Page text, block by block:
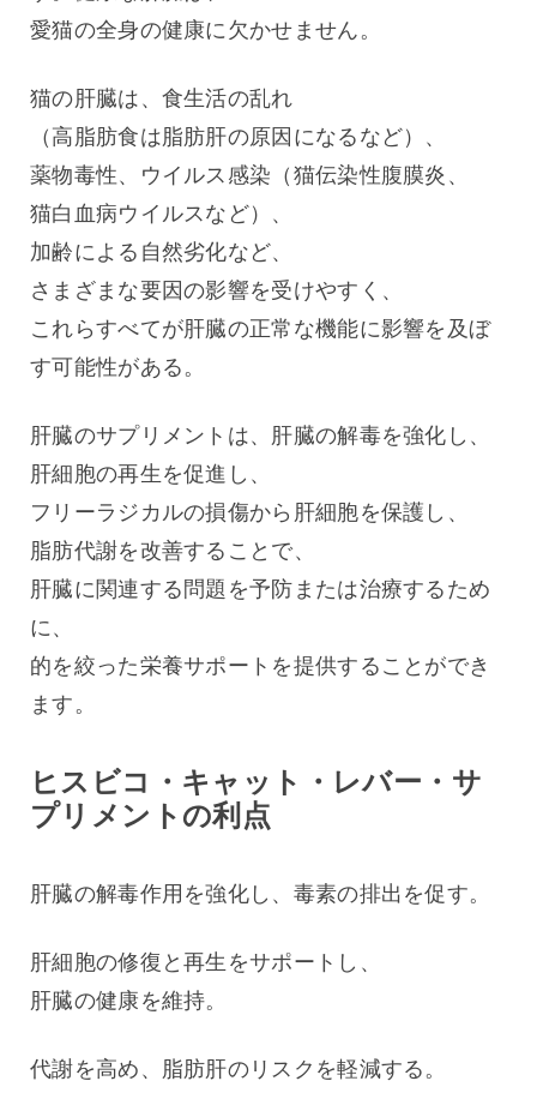
愛猫の全身の健康に欠かせません。
猫の肝臓は、食生活の乱れ
（高脂肪食は脂肪肝の原因になるなど）、
薬物毒性、ウイルス感染（猫伝染性腹膜炎、
猫白血病ウイルスなど）、
加齢による自然劣化など、
さまざまな要因の影響を受けやすく、
これらすべてが肝臓の正常な機能に影響を及ぼ
す可能性がある。
肝臓のサプリメントは、肝臓の解毒を強化し、
肝細胞の再生を促進し、
フリーラジカルの損傷から肝細胞を保護し、
脂肪代謝を改善することで、
肝臓に関連する問題を予防または治療するため
に、
的を絞った栄養サポートを提供することができ
ます。
ヒスビコ・キャット・レバー・サ
プリメントの利点
肝臓の解毒作用を強化し、毒素の排出を促す。
肝細胞の修復と再生をサポートし、
肝臓の健康を維持。
代謝を高め、脂肪肝のリスクを軽減する。